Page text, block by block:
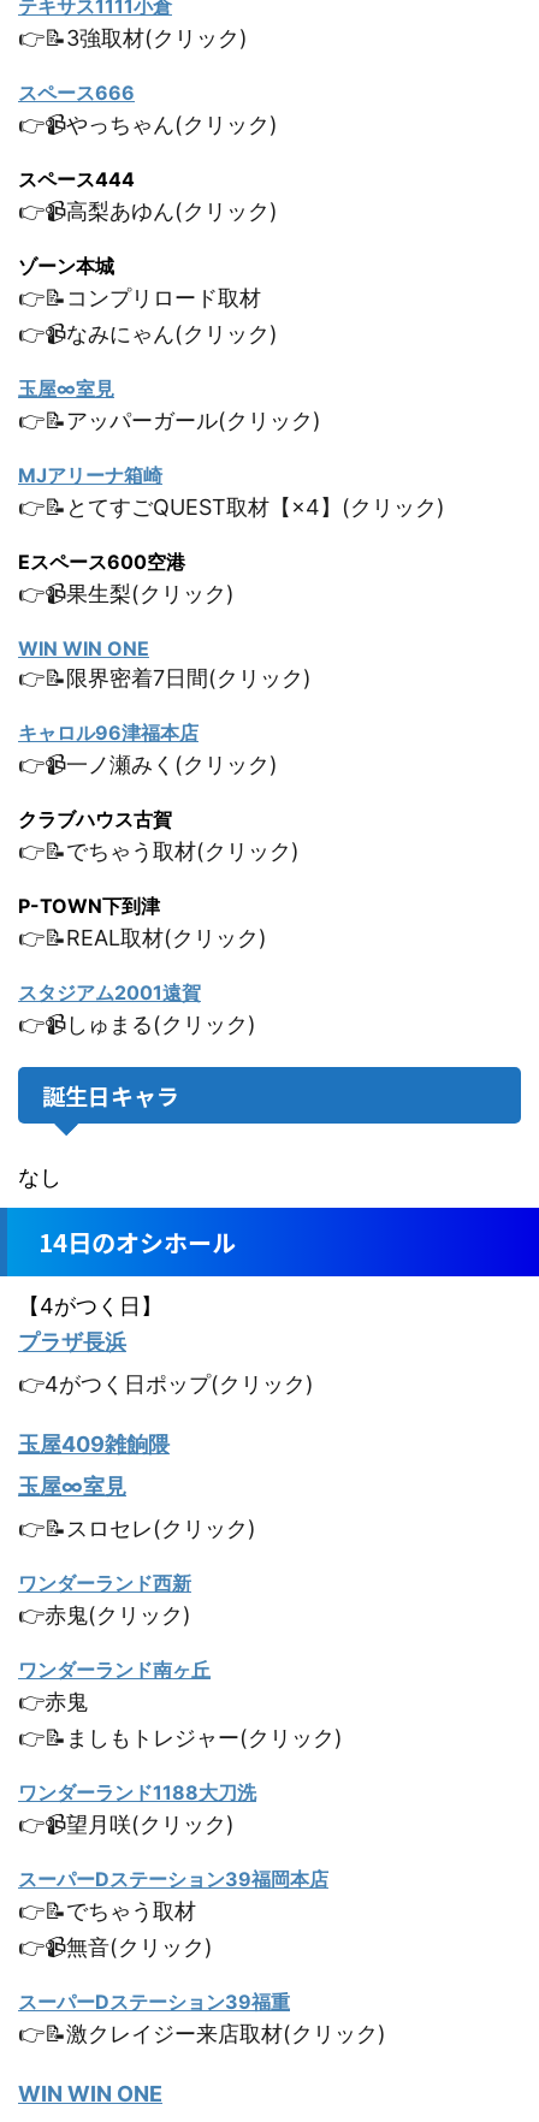
テキサス1111小倉
👉📝3強取材(クリック)
スペース666
👉📹やっちゃん(クリック)
スペース444
👉📹高梨あゆん(クリック)
ゾーン本城
👉📝コンプリロード取材
👉📹なみにゃん(クリック)
玉屋∞室見
👉📝アッパーガール(クリック)
MJアリーナ箱崎
👉📝とてすごQUEST取材【×4】(クリック)
Eスペース600空港
👉📹果生梨(クリック)
WIN WIN ONE
👉📝限界密着7日間(クリック)
キャロル96津福本店
👉📹一ノ瀬みく(クリック)
クラブハウス古賀
👉📝でちゃう取材(クリック)
P-TOWN下到津
👉📝REAL取材(クリック)
スタジアム2001遠賀
👉📹しゅまる(クリック)
誕生日キャラ
なし
14日のオシホール
【4がつく日】
プラザ長浜
👉4がつく日ポップ(クリック)
玉屋409雑餉隈
玉屋∞室見
👉📝スロセレ(クリック)
ワンダーランド西新
👉赤鬼(クリック)
ワンダーランド南ヶ丘
👉赤鬼
👉📝ましもトレジャー(クリック)
ワンダーランド1188大刀洗
👉📹望月咲(クリック)
スーパーDステーション39福岡本店
👉📝でちゃう取材
👉📹無音(クリック)
スーパーDステーション39福重
👉📝激クレイジー来店取材(クリック)
WIN WIN ONE